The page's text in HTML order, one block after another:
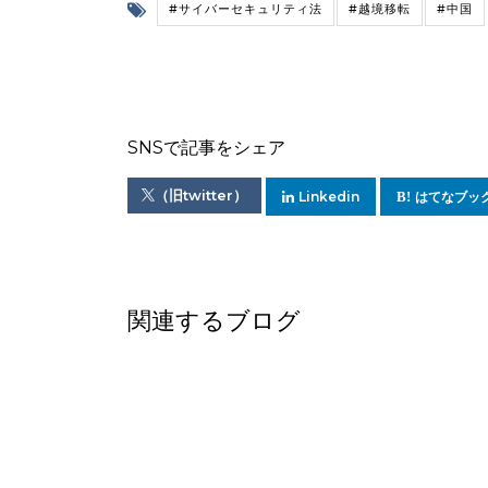
#サイバーセキュリティ法 #越境移転 #中国
SNSで記事をシェア
（旧twitter） Linkedin はてなブッ
関連するブログ